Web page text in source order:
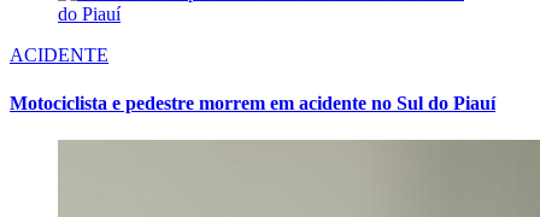
ACIDENTE
Motociclista e pedestre morrem em acidente no Sul do Piauí